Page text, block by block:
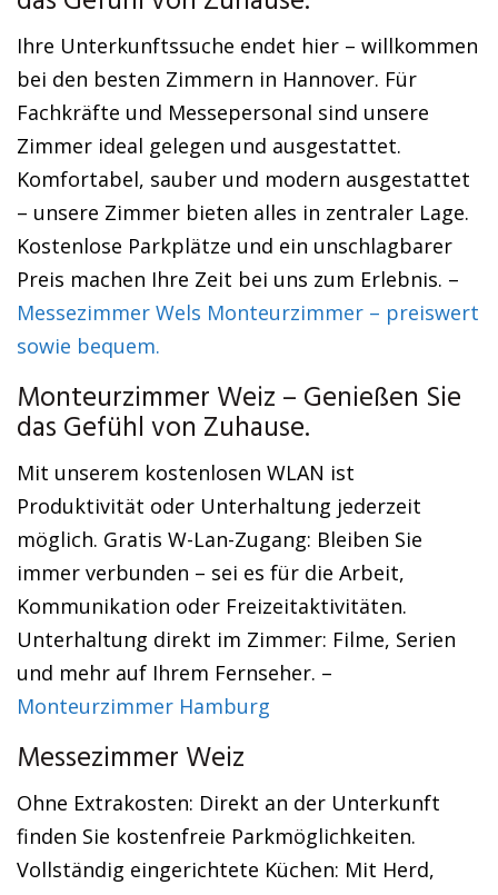
Ihre Unterkunftssuche endet hier – willkommen
bei den besten Zimmern in Hannover. Für
Fachkräfte und Messepersonal sind unsere
Zimmer ideal gelegen und ausgestattet.
Komfortabel, sauber und modern ausgestattet
– unsere Zimmer bieten alles in zentraler Lage.
Kostenlose Parkplätze und ein unschlagbarer
Preis machen Ihre Zeit bei uns zum Erlebnis. –
Messezimmer Wels Monteurzimmer – preiswert
sowie bequem.
Monteurzimmer Weiz – Genießen Sie
das Gefühl von Zuhause.
Mit unserem kostenlosen WLAN ist
Produktivität oder Unterhaltung jederzeit
möglich. Gratis W-Lan-Zugang: Bleiben Sie
immer verbunden – sei es für die Arbeit,
Kommunikation oder Freizeitaktivitäten.
Unterhaltung direkt im Zimmer: Filme, Serien
und mehr auf Ihrem Fernseher. –
Monteurzimmer Hamburg
Messezimmer Weiz
Ohne Extrakosten: Direkt an der Unterkunft
finden Sie kostenfreie Parkmöglichkeiten.
Vollständig eingerichtete Küchen: Mit Herd,